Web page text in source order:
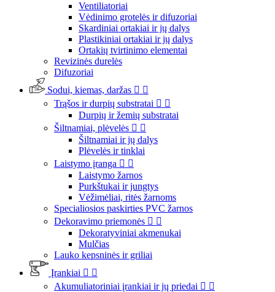
Ventiliatoriai
Vėdinimo grotelės ir difuzoriai
Skardiniai ortakiai ir jų dalys
Plastikiniai ortakiai ir jų dalys
Ortakių tvirtinimo elementai
Revizinės durelės
Difuzoriai
Sodui, kiemas, daržas  
Trąšos ir durpių substratai  
Durpių ir žemių substratai
Šiltnamiai, plėvelės  
Šiltnamiai ir jų dalys
Plėvelės ir tinklai
Laistymo įranga  
Laistymo žarnos
Purkštukai ir jungtys
Vėžimėliai, ritės žarnoms
Specialiosios paskirties PVC žarnos
Dekoravimo priemonės  
Dekoratyviniai akmenukai
Mulčias
Lauko kepsninės ir griliai
Įrankiai  
Akumuliatoriniai įrankiai ir jų priedai  